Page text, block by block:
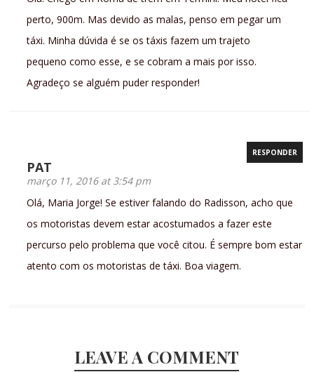
perto, 900m. Mas devido as malas, penso em pegar um
táxi. Minha dúvida é se os táxis fazem um trajeto
pequeno como esse, e se cobram a mais por isso.
Agradeço se alguém puder responder!
PAT
março 11, 2016 at 3:54 pm
RESPONDER
Olá, Maria Jorge! Se estiver falando do Radisson, acho que
os motoristas devem estar acostumados a fazer este
percurso pelo problema que você citou. É sempre bom estar
atento com os motoristas de táxi. Boa viagem.
LEAVE A COMMENT